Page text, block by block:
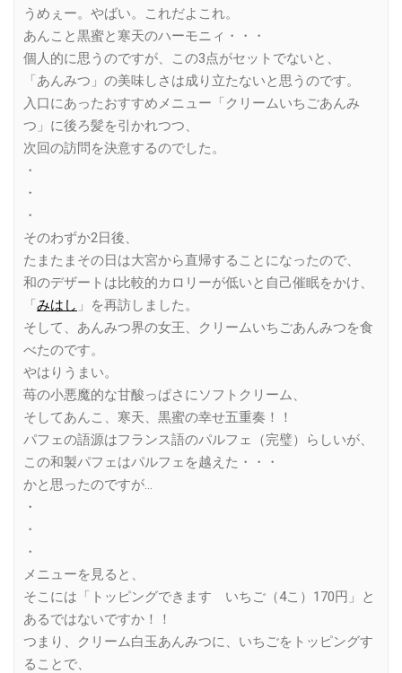
うめぇー。やばい。これだよこれ。
あんこと黒蜜と寒天のハーモニィ・・・
個人的に思うのですが、この3点がセットでないと、
「あんみつ」の美味しさは成り立たないと思うのです。
入口にあったおすすめメニュー「クリームいちごあんみ
つ」に後ろ髪を引かれつつ、
次回の訪問を決意するのでした。
・
・
・
そのわずか2日後、
たまたまその日は大宮から直帰することになったので、
和のデザートは比較的カロリーが低いと自己催眠をかけ、
「みはし 」を再訪しました。
そして、あんみつ界の女王、クリームいちごあんみつを食
べたのです。
やはりうまい。
苺の小悪魔的な甘酸っぱさにソフトクリーム、
そしてあんこ、寒天、黒蜜の幸せ五重奏！！
パフェの語源はフランス語のパルフェ（完璧）らしいが、
この和製パフェはパルフェを越えた・・・
かと思ったのですが…
・
・
・
メニューを見ると、
そこには「トッピングできます いちご（4こ）170円」と
あるではないですか！！
つまり、クリーム白玉あんみつに、いちごをトッピングす
ることで、